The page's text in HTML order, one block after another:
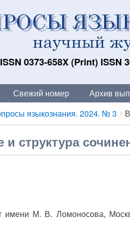
ISSN 0373-658X (Print) ISSN
Свежий номер Архив
языкознания. 2024. № 3
и структура
имени М. В. Ломоносова,